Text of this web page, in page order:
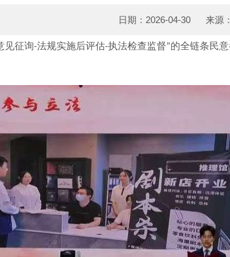
日期：2026-04-30 来源
见征询-法规实施后评估-执法检查监督”的全链条民意